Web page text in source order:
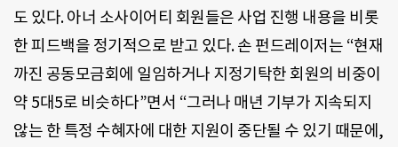
도 있다. 아너 소사이어티 회원들은 사업 진행 내용을 비롯
한 피드백을 정기적으로 받고 있다. 손 펀드레이저는 “현재
까진 공동모금회에 일임하거나 지정기탁한 회원의 비중이
약 5대5로 비슷하다”면서 “그러나 매년 기부가 지속되지
않는 한 특정 수혜자에 대한 지원이 중단될 수 있기 때문에,